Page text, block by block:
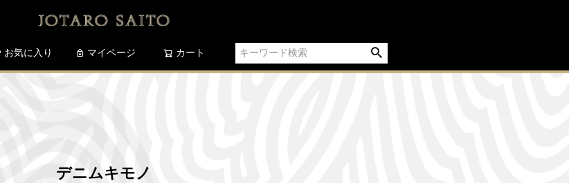
お気に入り マイページ カート
検索
デニムキモノ